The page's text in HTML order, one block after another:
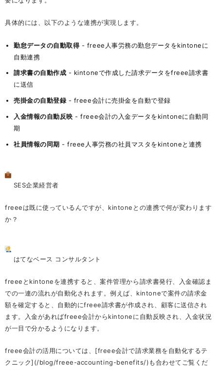
具体的には、以下のような連携が実現します。
勤怠データの自動取得- freee人事労務の勤怠データをkintoneに
自動連携
請求書の自動作成 - kintoneで作成した請求データをfreee請求書
に送信
売掛金の自動登録 - freee会計に売掛金を自動で登録
入金情報の自動反映 - freee会計の入金データをkintoneに自動同
期
社員情報の同期 - freee人事労務の社員マスタをkintoneと連携
SES企業経営者
freeeは既に使っているんですが、kintoneとの連携で何が変わります
か？
はてなベース コンサルタント
freeeとkintoneを連携すると、案件管理から請求書発行、入金確認ま
での一連の流れが自動化されます。例えば、kintoneで案件の請求金
額を確定すると、自動的にfreee請求書が作成され、顧客に送信され
ます。入金があればfreee会計からkintoneに自動反映され、入金状況
が一目で分かるようになります。
freee会計の活用については、[freee会計で請求業務を自動化するテ
クニック](/blog/freee-accounting-benefits/)も合わせてご覧くだ